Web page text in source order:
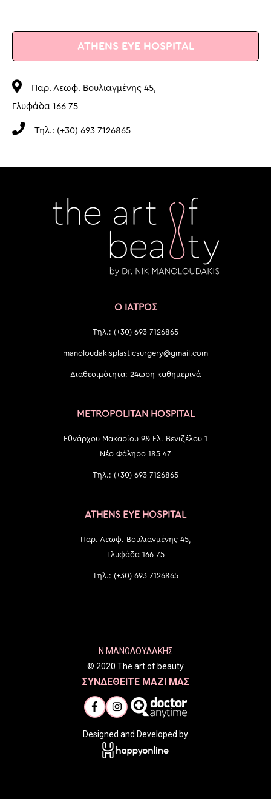
ATHENS EYE HOSPITAL
Παρ. Λεωφ. Βουλιαγμένης 45,
Γλυφάδα 166 75
Τηλ.: (+30) 693 7126865
Ο ΙΑΤΡΟΣ
Τηλ.: (+30) 693 7126865
manoloudakisplasticsurgery@gmail.com
Διαθεσιμότητα: 24ωρη καθημερινά
METROPOLITAN HOSPITAL
Εθνάρχου Μακαρίου 9& Ελ. Βενιζέλου 1
Νέο Φάληρο 185 47
Τηλ.: (+30) 693 7126865
ATHENS EYE HOSPITAL
Παρ. Λεωφ. Βουλιαγμένης 45,
Γλυφάδα 166 75
Τηλ.: (+30) 693 7126865
N.ΜΑΝΩΛΟΥΔΑΚΗΣ
© 2020 The art of beauty
ΣΥΝΔΕΘΕΙΤΕ ΜΑΖΙ ΜΑΣ
Designed and Developed by